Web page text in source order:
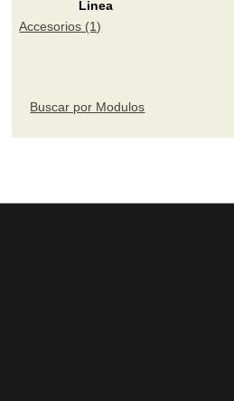
Linea
Accesorios (1)
Buscar por Modulos